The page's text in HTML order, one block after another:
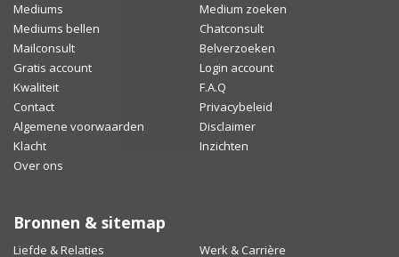
Mediums
Medium zoeken
Mediums bellen
Chatconsult
Mailconsult
Belverzoeken
Gratis account
Login account
Kwaliteit
F.A.Q
Contact
Privacybeleid
Algemene voorwaarden
Disclaimer
Klacht
Inzichten
Over ons
Bronnen & sitemap
Liefde & Relaties Werk & Carrière